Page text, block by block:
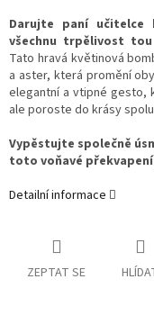
Darujte paní
všechnu trpělivost
Tato hravá květinová
a aster, která promění
elegantní a vtipné gesto,
ale poroste do krásy
Vypěstujte společně
toto voňavé
Detailní informace
ZEPTAT SE